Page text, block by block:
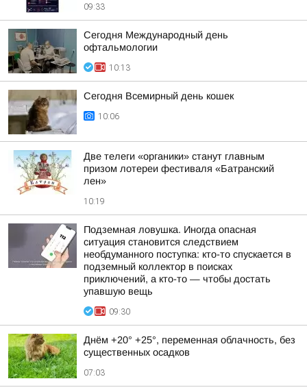
09:33
Сегодня Международный день
офтальмологии
10:13
Сегодня Всемирный день кошек
10:06
Две телеги «органики» станут главным
призом лотереи фестиваля «Батранский
лен»
10:19
Подземная ловушка. Иногда опасная
ситуация становится следствием
необдуманного поступка: кто-то спускается в
подземный коллектор в поисках
приключений, а кто-то — чтобы достать
упавшую вещь
09:30
Днём +20° +25°, переменная облачность, без
существенных осадков
07:03